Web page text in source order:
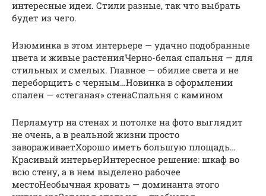
интересные идеи. Стили разные, так что выбрать
будет из чего.
Изюминка в этом интерьере — удачно подобранные
цвета и живые растенияЧерно-белая спальня — для
стильных и смелых. Главное — обилие света и не
переборщить с черным…Новинка в оформлении
спален — «стеганая» стенаСпальня с камином
Перламутр на стенах и потолке на фото выглядит
не очень, а в реальной жизни просто
завораживаетХорошо иметь большую площадь…
Красивый интерьерИнтересное решение: шкаф во
всю стену, а в нем выделено рабочее
местоНеобычная кровать — доминанта этого